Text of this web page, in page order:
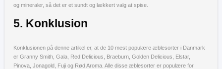
og mineraler, så det er et sundt og lækkert valg at spise.
5. Konklusion
Konklusionen på denne artikel er, at de 10 mest populære æblesorter i Danmark
er Granny Smith, Gala, Red Delicious, Braeburn, Golden Delicious, Elstar,
Pinova, Jonagold, Fuji og Rød Aroma. Alle disse æblesorter er populære for